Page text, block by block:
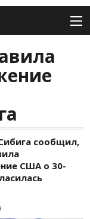
сообщил,
США о 30-